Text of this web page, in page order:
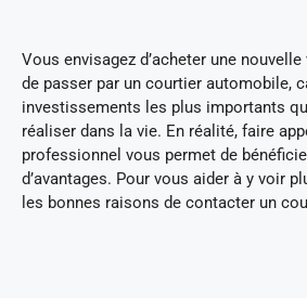
Vous envisagez d’acheter une
de passer par un courtier automobile,
investissements les plus importants
réaliser dans la vie. En réalité, faire
professionnel vous permet de
d’avantages. Pour vous aider à y voir
les bonnes raisons de contacter un